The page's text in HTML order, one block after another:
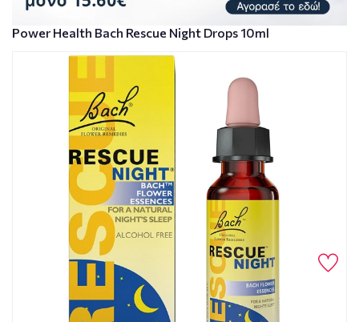
Power Health Bach Rescue Night Drops 10ml